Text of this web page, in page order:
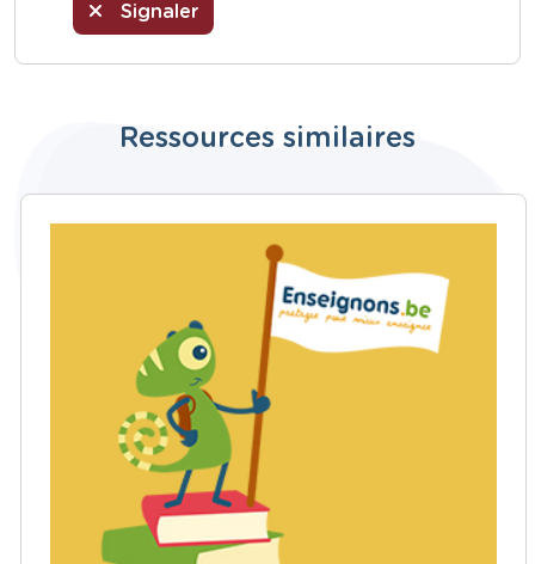
Signaler
Ressources similaires